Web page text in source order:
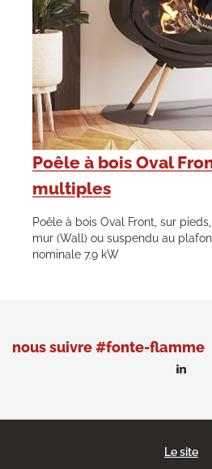
Poêle à bois Oval
multiples
Poêle à bois Oval Front, sur
mur (Wall) ou suspendu au
nominale 7.9 kW
nous suivre #fonte-flamme
Le site